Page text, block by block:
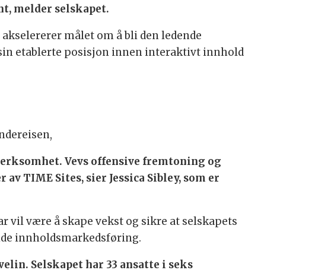
melder selskapet.
målet om å bli den ledende
etablerte posisjon innen interaktivt innhold
Vevs offensive fremtoning og
TIME Sites, sier Jessica Sibley, som er
vil være å skape vekst og sikre at selskapets
innholdsmarkedsføring.
Selskapet har 33 ansatte i seks